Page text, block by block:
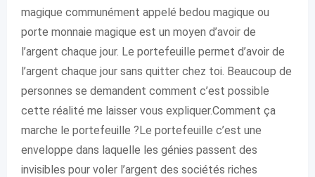
magique communément appelé bedou magique ou
porte monnaie magique est un moyen d’avoir de
l’argent chaque jour. Le portefeuille permet d’avoir de
l’argent chaque jour sans quitter chez toi. Beaucoup de
personnes se demandent comment c’est possible
cette réalité me laisser vous expliquer.Comment ça
marche le portefeuille ?Le portefeuille c’est une
enveloppe dans laquelle les génies passent des
invisibles pour voler l’argent des sociétés riches